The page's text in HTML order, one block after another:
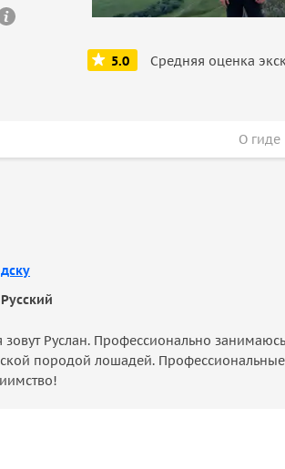
5.0
О гиде
зовут Руслан. Профессионально
породой лошадей.